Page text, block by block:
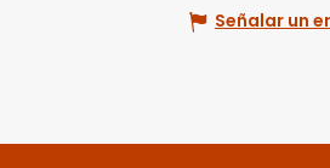
Señalar un